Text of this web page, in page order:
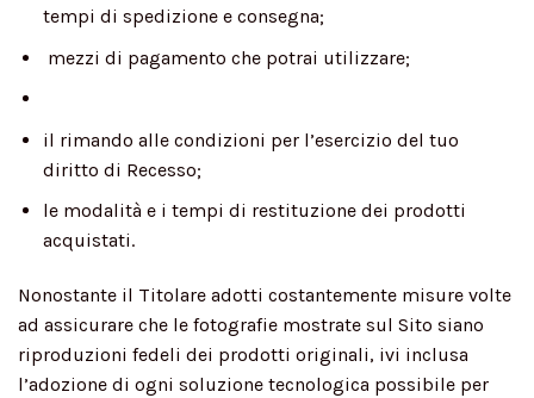
tempi di spedizione e consegna;
mezzi di pagamento che potrai utilizzare;
il rimando alle condizioni per l’esercizio del tuo
diritto di Recesso;
le modalità e i tempi di restituzione dei prodotti
acquistati.
Nonostante il Titolare adotti costantemente misure volte
ad assicurare che le fotografie mostrate sul Sito siano
riproduzioni fedeli dei prodotti originali, ivi inclusa
l’adozione di ogni soluzione tecnologica possibile per